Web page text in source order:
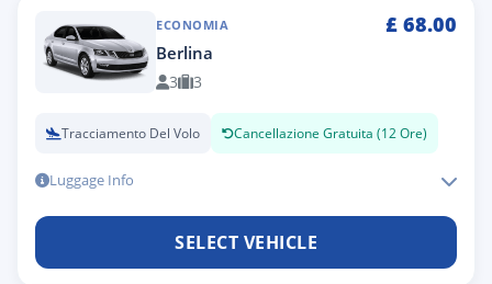
ECONOMIA £ 68.00
Berlina
3 3
Tracciamento Del Volo Cancellazione Gratuita (12 Ore)
Luggage Info
SELECT VEHICLE